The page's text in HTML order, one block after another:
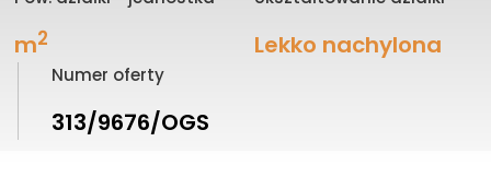
m2 Lekko nachylona
Numer oferty
313/9676/OGS